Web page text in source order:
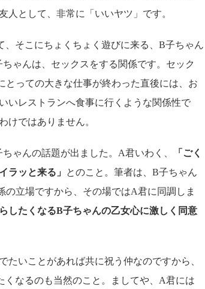
人として、非常に「いいヤツ」です。
そこにちょくちょく遊びに来る、B子ちゃん
ゃんは、セックスをする関係です。セック
とっての大きな仕事が終わった直後には、お
いレストランへ食事に行くような関係性で
けではありません。
ゃんの話題が出ました。A君いわく、
「ごく
ラッと来る」
とのこと。筆者は、B子ちゃん
の立場ですから、その場ではA君に同調しま
したくなるB子ちゃんの乙女心に激しく同意
いことがあれば共に祝う仲なのですから、
くなるのも当然のこと。ましてや、A君には